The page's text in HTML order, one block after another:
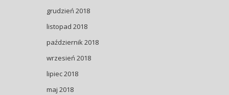
grudzień 2018
listopad 2018
październik 2018
wrzesień 2018
lipiec 2018
maj 2018